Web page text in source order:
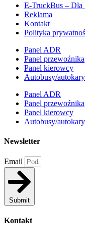
E-TruckBus –
Reklama
Kontakt
Polityka
Panel ADR
Panel przewoźnika
Panel kierowcy
Autobusy/autokary
Panel ADR
Panel przewoźnika
Panel kierowcy
Autobusy/autokary
Newsletter
Email
Submit
Kontakt